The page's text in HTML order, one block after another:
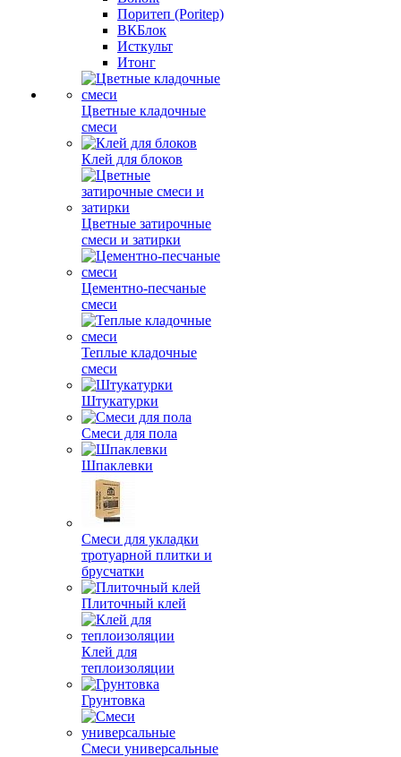
Поритеп (Poritep)
ВКБлок
Исткульт
Итонг
Цветные кладочные
смеси
Клей для блоков
Цветные затирочные
смеси и затирки
Цементно-песчаные
смеси
Теплые кладочные
смеси
Штукатурки
Смеси для пола
Шпаклевки
Смеси для укладки
тротуарной плитки и
брусчатки
Плиточный клей
Клей для
теплоизоляции
Грунтовка
Смеси универсальные